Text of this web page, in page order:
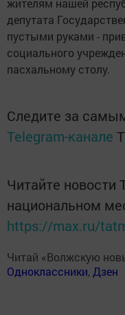
жителям нашей
депутата
пустыми руками -
социального
пасхальному столу.
Следите за
Telegram-канале
Читайте новости
национальном
https://max.ru/
Читай «Волжскую
Одноклассники, Дзен